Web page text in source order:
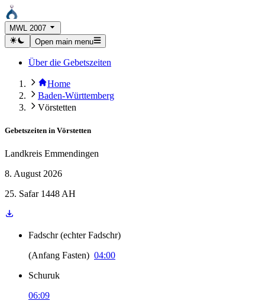
MWL 2007
Open main menu
Über die Gebetszeiten
Home
Baden-Württemberg
Vörstetten
Gebetszeiten in Vörstetten
Landkreis Emmendingen
8. August 2026
25. Safar 1448 AH
Fadschr (echter Fadschr)
(Anfang Fasten) 04:00
Schuruk
06:09